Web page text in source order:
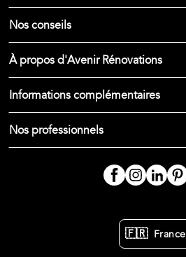
Nos conseils
À propos d'Avenir Rénovations
Informations complémentaires
Nos professionnels
🇫🇷 France